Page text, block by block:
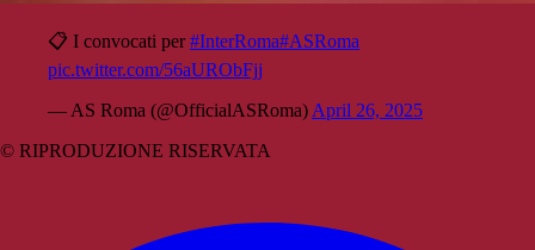
📋 I convocati per#InterRoma#ASRoma
pic.twitter.com/56aURObFjj
— AS Roma (@OfficialASRoma)April 26, 2025
© RIPRODUZIONE RISERVATA